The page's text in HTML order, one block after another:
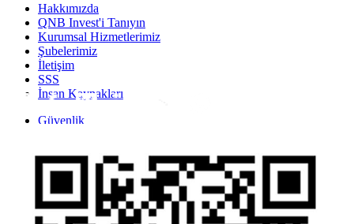
Hakkımızda
QNB Invest'i Tanıyın
Kurumsal Hizmetlerimiz
Şubelerimiz
İletişim
SSS
İnsan Kaynakları
Güvenlik
İhbar Formu
Yasal Duyurular
Bilgi Toplumu Hizmetleri
Kişisel Verilerin Korunması
Link